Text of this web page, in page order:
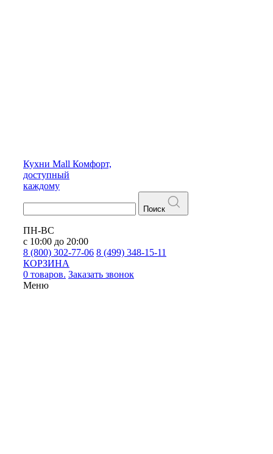
Кухни Mall Комфорт,
доступный
каждому
Поиск
ПН-ВС
с 10:00 до 20:00
8 (800) 302-77-06 8 (499) 348-15-11
КОРЗИНА
0 товаров. Заказать звонок
Меню